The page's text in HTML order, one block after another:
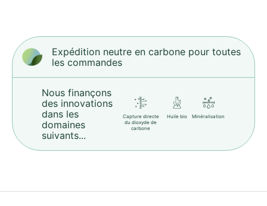
Expédition neutre en carbone pour toutes
les commandes
Nous finançons
des innovations
dans les
domaines
suivants...
Capture directe
du dioxyde de
carbone
Huile bio Minéralisation